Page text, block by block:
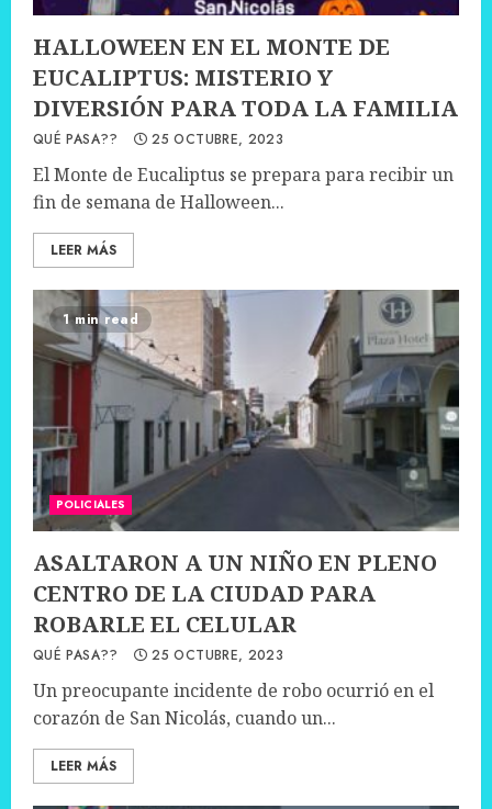
HALLOWEEN EN EL MONTE DE
EUCALIPTUS: MISTERIO Y
DIVERSIÓN PARA TODA LA FAMILIA
QUÉ PASA?? 25 OCTUBRE, 2023
El Monte de Eucaliptus se prepara para recibir un
fin de semana de Halloween...
LEER MÁS
1 min read
POLICIALES
ASALTARON A UN NIÑO EN PLENO
CENTRO DE LA CIUDAD PARA
ROBARLE EL CELULAR
QUÉ PASA?? 25 OCTUBRE, 2023
Un preocupante incidente de robo ocurrió en el
corazón de San Nicolás, cuando un...
LEER MÁS